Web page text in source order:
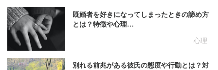
心理
既婚者を好きになってしまったときの諦め方
とは？特徴や心理…
別れる前兆がある彼氏の態度や行動とは？対